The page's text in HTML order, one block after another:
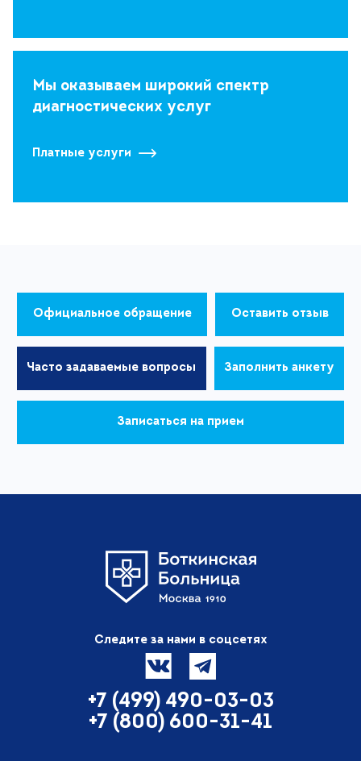
Мы оказываем широкий спектр
диагностических услуг
Платные услуги
Официальное обращение Оставить отзыв
Часто задаваемые вопросы Заполнить анкету
Записаться на прием
Следите за нами в соцсетях
+7 (499) 490-03-03
+7 (800) 600-31-41